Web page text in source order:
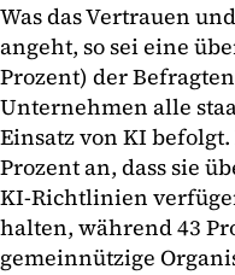
Was das Vertrauen
angeht, so sei eine
Prozent) der
Unternehmen alle
Einsatz von KI
Prozent an, dass sie
KI-Richtlinien
halten, während 43
gemeinnützige